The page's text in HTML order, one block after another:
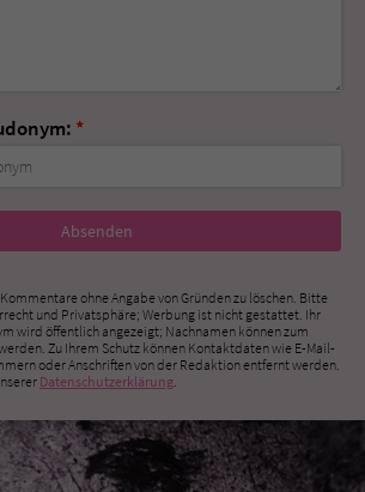
*
ohne Angabe von Gründen zu löschen. Bitte
und Privatsphäre; Werbung ist nicht gestattet. Ihr
wird öffentlich angezeigt; Nachnamen können zum
Zu Ihrem Schutz können Kontaktdaten wie E-Mail-
oder Anschriften von der Redaktion entfernt werden.
Datenschutzerklärung.